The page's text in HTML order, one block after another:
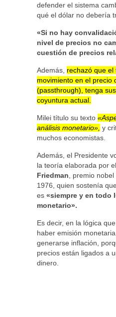
defender el sistema
qué el dólar no debería
«Si no hay
nivel de precios no
cuestión de precios
Además, rechazó que
movimiento en el precio
(passthrough), tenga
coyuntura actual.
Milei título su texto
análisis monetario», y
muchos economistas.
Además, el Presidente
la teoría elaborada por
Friedman , premio
1976, quien sostenía
es «siempre y en todo
monetario».
Es decir, en la lógica
haber emisión
generarse inflación,
precios están ligados a
dinero.